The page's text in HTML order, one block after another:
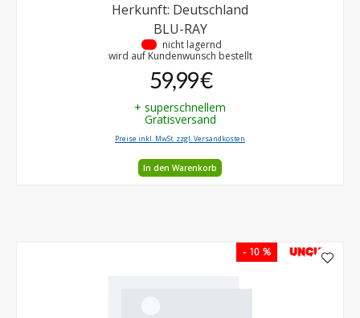
Herkunft: Deutschland
BLU-RAY
nicht lagernd
wird auf Kundenwunsch bestellt
59,99 €
+ superschnellem
Gratisversand
Preise inkl. MwSt. zzgl. Versandkosten
In den Warenkorb
- 10 % UNCUT